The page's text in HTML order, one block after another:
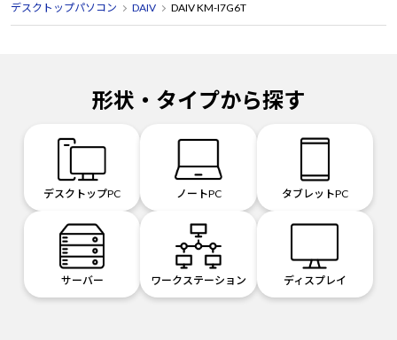
デスクトップパソコン
DAIV DAIV KM-I7G6T
形状・タイプから探す
デスクトップPC ノートPC タブレットPC
サーバー ワークステーション ディスプレイ